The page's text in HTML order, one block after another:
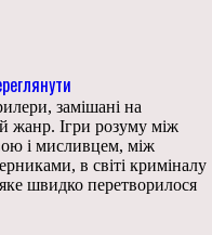
замішані на
жанр. Ігри розуму між
і мисливцем, між
в світі криміналу
швидко перетворилося